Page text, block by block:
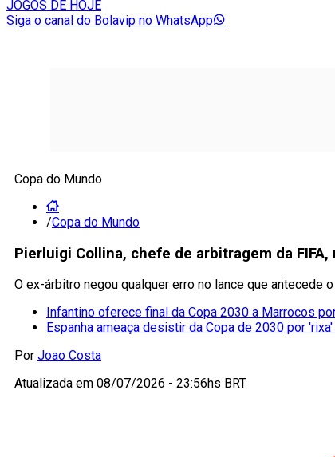
JOGOS DE HOJE
Siga o canal do Bolavip no WhatsApp
Copa do Mundo
/Copa do Mundo
Pierluigi Collina, chefe de arbitragem da
O ex-árbitro negou qualquer erro no lance que antecede
Infantino oferece final da Copa 2030 a Marrocos
Espanha ameaça desistir da Copa de 2030 por
Por Joao Costa
Atualizada em 08/07/2026 - 23:56hs BRT